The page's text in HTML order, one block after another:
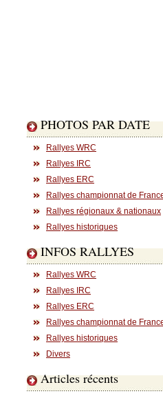
PHOTOS PAR DATE
Rallyes WRC
Rallyes IRC
Rallyes ERC
Rallyes championnat de
Rallyes régionaux & nationaux
Rallyes historiques
INFOS RALLYES
Rallyes WRC
Rallyes IRC
Rallyes ERC
Rallyes championnat de
Rallyes historiques
Divers
Articles récents